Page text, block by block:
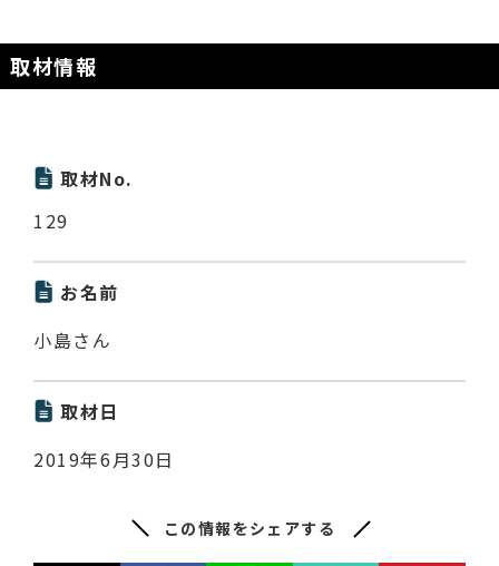
取材情報
取材No.
129
お名前
小島さん
取材日
2019年6月30日
この情報をシェアする